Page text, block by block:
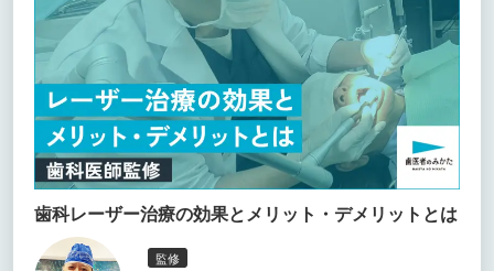
歯科レーザー治療の効果とメリット・デメリットとは
監修